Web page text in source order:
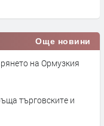
Още новини
на Ормузкия
търговските и